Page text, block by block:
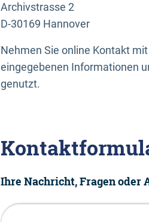
Archivstrasse 2
D-30169 Hannover
Nehmen Sie online Kontakt
eingegebenen Informationen
genutzt.
Ihre Nachricht, Fragen oder